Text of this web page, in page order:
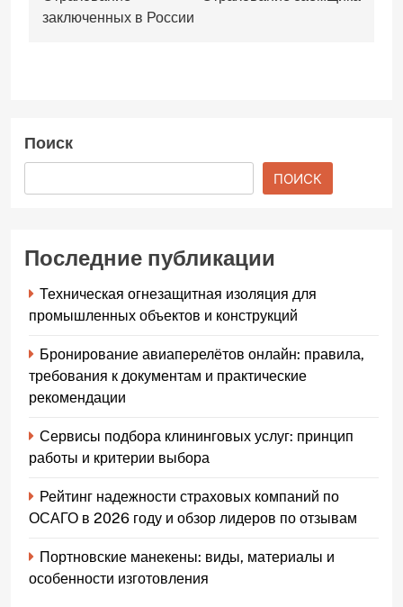
по
заключенных в России
Поиск
ПОИСК
Последние публикации
Техническая огнезащитная изоляция для
промышленных объектов и конструкций
Бронирование авиаперелётов онлайн: правила,
требования к документам и практические
рекомендации
Сервисы подбора клининговых услуг: принцип
работы и критерии выбора
Рейтинг надежности страховых компаний по
ОСАГО в 2026 году и обзор лидеров по отзывам
Портновские манекены: виды, материалы и
особенности изготовления